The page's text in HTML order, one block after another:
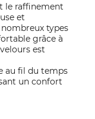
le raffinement
et
types
grâce à
est
au fil du temps
un confort